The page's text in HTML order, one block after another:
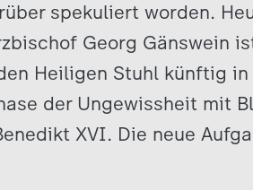
spekuliert worden.
Georg Gänswein
Heiligen Stuhl künftig
der Ungewissheit mit
XVI. Die neue